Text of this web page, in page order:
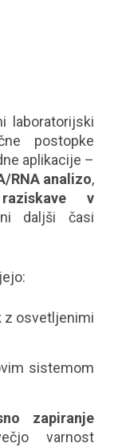
laboratorijski
postopke
aplikacije –
RNA analizo,
raziskave v
daljši časi
z osvetljenimi
sistemom
zapiranje
varnost